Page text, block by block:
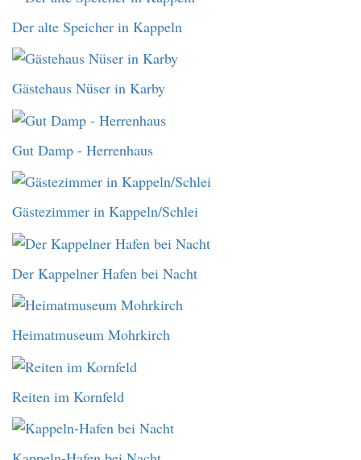
Der alte Speicher in Kappeln
Gästehaus Nüser in Karby
Gut Damp - Herrenhaus
Gästezimmer in Kappeln/Schlei
Der Kappelner Hafen bei Nacht
Heimatmuseum Mohrkirch
Reiten im Kornfeld